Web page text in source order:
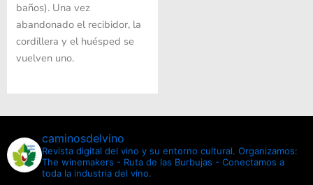
baños). Una vez
abandonado el recibidor, la
cordillera y el huésped se
vuelven uno.
caminosdelvino
Revista digital del vino y su entorno cultural. Organizamos:
The winemakers - Ruta de las Burbujas - Conectamos a
toda la industria del vino.